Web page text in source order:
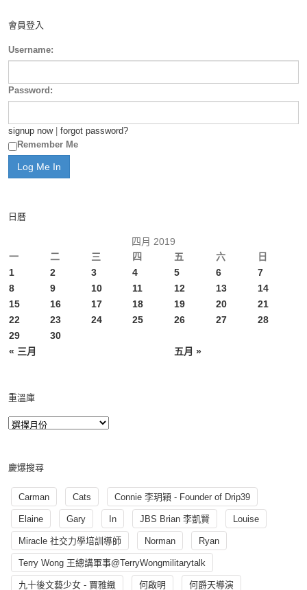
會員登入
Username:
Password:
signup now| forgot password?
Remember Me
日曆
四月 2019
一
二 三 四 五 六 日
« 三月 五月 »
1 2 3 4 5 6
7
8
9 10 11 12 13
14
15
16 17 18 19 20
21
22
23 24 25 26 27
28
29
30
重溫庫
慶爆搜尋
Carman Cats Connie 李玥穎 - Founder of Drip39
Elaine Gary In JBS Brian 李凱賢 Louise
Miracle 社交力學培訓導師 Norman Ryan
Terry Wong 王總講軍事@TerryWongmilitarytalk
九十後文藝少女 - 賈雅緻 何啟明 何爵天導演